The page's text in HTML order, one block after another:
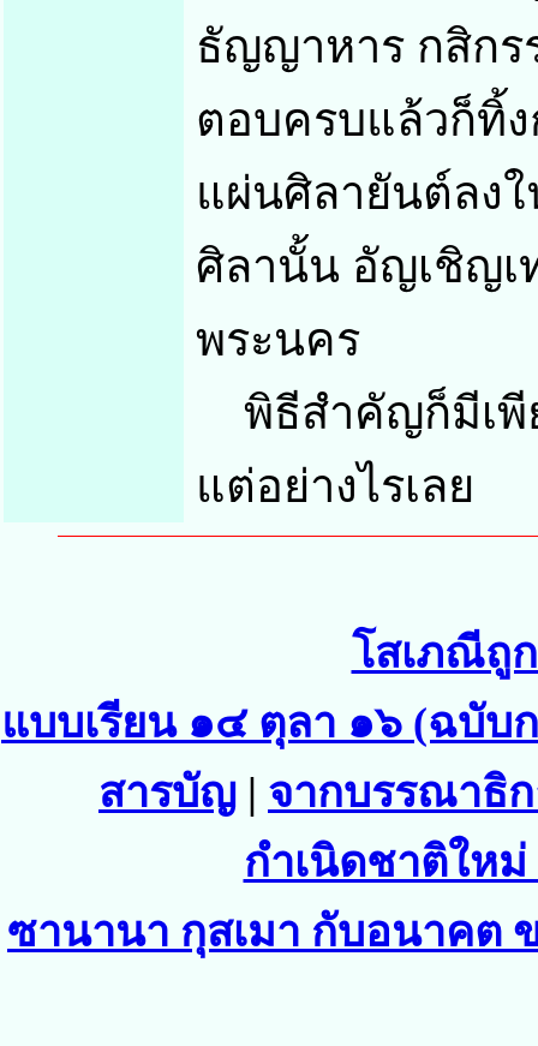
ธัญญาหาร กสิกร
ตอบครบแล้วก็ทิ้
แผ่นศิลายันต์ลง
ศิลานั้น อัญเชิญเ
พระนคร
พิธีสำคัญก็มีเพี
แต่อย่างไรเลย
โสเภณีถู
แบบเรียน ๑๔ ตุลา ๑๖ (ฉบั
สารบัญ | จากบรรณาธิ
กำเนิดชาติให
ซานานา กุสเมา กับอนาคต